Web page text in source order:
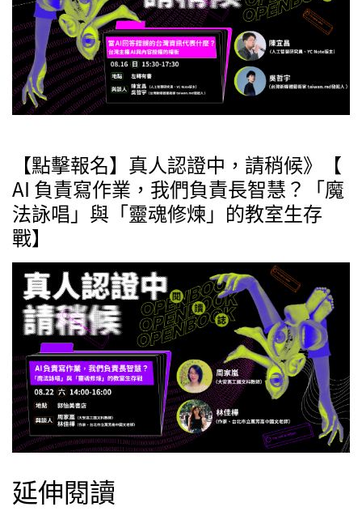
【點擊報名】真人認證中，請稍候》【
AI 負責寫作業，我們負責長智慧？「魔
法詠唱」與「靈魂修煉」的教室生存
戰】
延伸閱讀